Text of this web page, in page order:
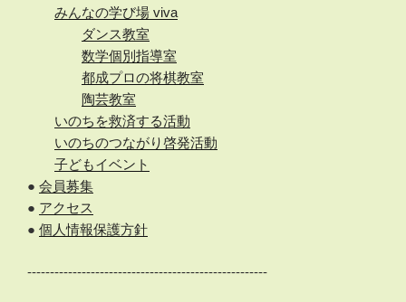
みんなの学び場 viva
ダンス教室
数学個別指導室
都成プロの将棋教室
陶芸教室
いのちを救済する活動
いのちのつながり啓発活動
子どもイベント
● 会員募集
● アクセス
● 個人情報保護方針
-----------------------------------------------------